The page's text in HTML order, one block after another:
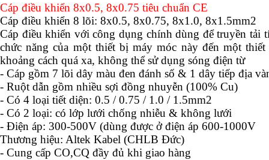
Cáp điều khiển 8x0.5, 8x0.75 tiêu chuẩn CE
Cáp điều khiển 8 lõi: 8x0.5, 8x0.75, 8x1.0, 8x1.5mm2
Cáp điều khiển với công dụng chính dùng để truyền tải
chức năng của một thiết bị máy móc này đến một
khoảng cách quá xa, không thể sử dụng sóng điện từ
- Cáp gồm 7 lõi dây màu đen đánh số & 1 dây tiếp địa
- Ruột dẫn gồm nhiều sợi đồng nhuyễn (100% Cu)
- Có 4 loại tiết diện: 0.5 / 0.75 / 1.0 / 1.5mm2
- Có 2 loại: có lớp lưới chống nhiễu & không lưới
- Điện áp: 300-500V (dùng được ở điện áp 600-1000V
Thương hiệu: Altek Kabel (CHLB Đức)
- Cung cấp CO,CQ đầy đủ khi giao hàng